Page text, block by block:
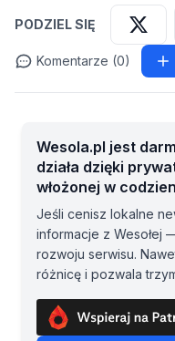
PODZIEL SIĘ
Komentarze (0)
Wesola.pl jest
działa dzięki
włożonej w
Jeśli cenisz lokalne
informacje z Wesołej
rozwoju serwisu.
różnicę i pozwala